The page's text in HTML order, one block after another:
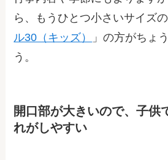
ら、もうひとつ小さいサイズ
ル30（キッズ）
」の方がちょ
う。
開口部が大きいので、子供
れがしやすい